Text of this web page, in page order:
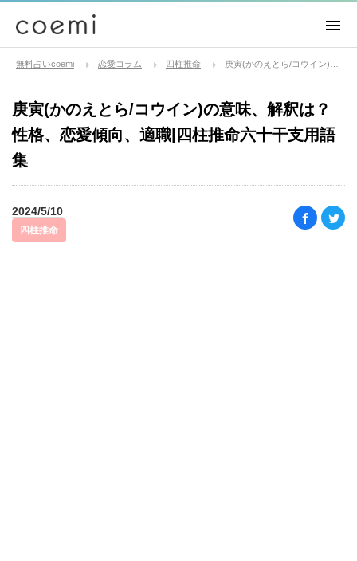
無料占いcoemi 恋愛コラム 四柱推命
庚寅(かのえとら/コウイン)の意味、解釈は？
性格、恋愛傾向、適職|四柱推命六十干支用語
集
2024/5/10
四柱推命